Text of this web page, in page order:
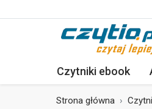
Czytniki ebook
Strona główna